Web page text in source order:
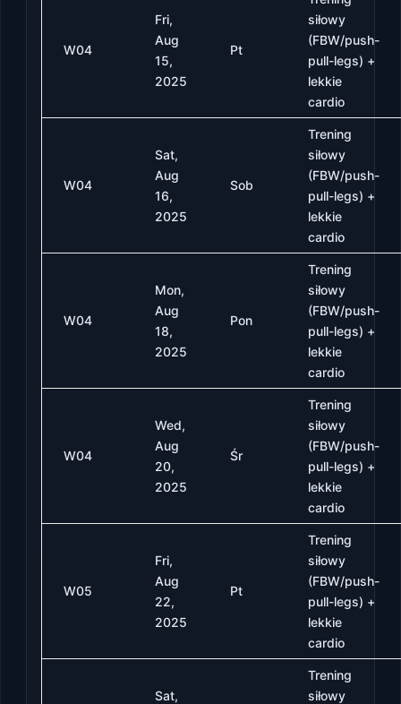
W04
Fri,
Aug
15,
2025
Pt
siłowy
(FBW/push-
pull-legs) +
lekkie
cardio
W04
Sat,
Aug
16,
2025
Sob
Trening
siłowy
(FBW/push-
pull-legs) +
lekkie
cardio
W04
Mon,
Aug
18,
2025
Pon
Trening
siłowy
(FBW/push-
pull-legs) +
lekkie
cardio
W04
Wed,
Aug
20,
2025
Śr
Trening
siłowy
(FBW/push-
pull-legs) +
lekkie
cardio
W05
Fri,
Aug
22,
2025
Pt
Trening
siłowy
(FBW/push-
pull-legs) +
lekkie
cardio
Sat,
Trening
siłowy